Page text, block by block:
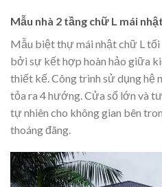
Mẫu nhà 2 tầng chữ L mái nhật
Mẫu biệt thự mái nhật chữ L
bởi sự kết hợp hoàn hảo giữa
thiết kế. Công trình sử dụng hệ
tỏa ra 4 hướng. Cửa sổ lớn và
tự nhiên cho không gian bên
thoáng đãng.